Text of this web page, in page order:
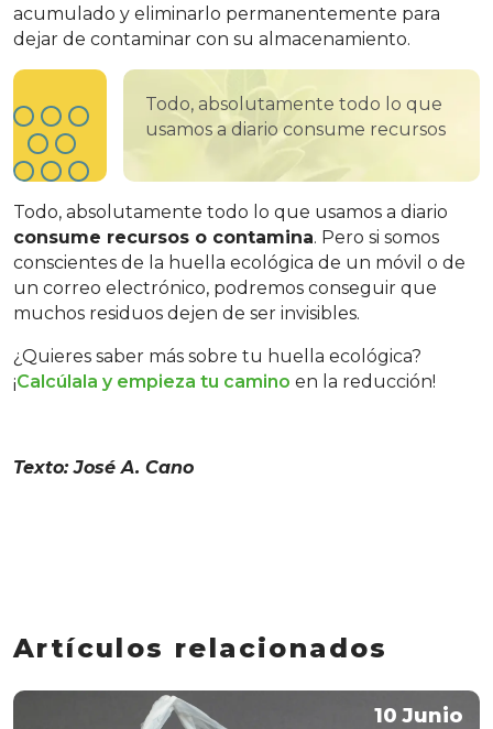
acumulado y eliminarlo permanentemente para
dejar de contaminar con su almacenamiento.
Todo, absolutamente todo lo que
usamos a diario consume recursos
Todo, absolutamente todo lo que usamos a diario
consume recursos o contamina. Pero si somos
conscientes de la huella ecológica de un móvil o de
un correo electrónico, podremos conseguir que
muchos residuos dejen de ser invisibles.
¿Quieres saber más sobre tu huella ecológica?
¡Calcúlala y empieza tu camino en la reducción!
Texto: José A. Cano
Artículos relacionados
10 Junio